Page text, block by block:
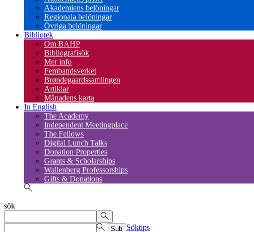
Akademiens belöningar
Regionala belöningar
Övriga belöningar
Bibliotek
Om BAHP
Bibliografisök
Mer info
Fembandsverket
Brøndegaardssamlingen
Artiklar
Månadens karta
In English
The Academy
Independent Meetingplace
The Fellows
Digital Lunch Talks
Donation Properties
Grants & Scholarships
Wallenberg Professorships
Gifts & Donations
sök
Sub Söktips